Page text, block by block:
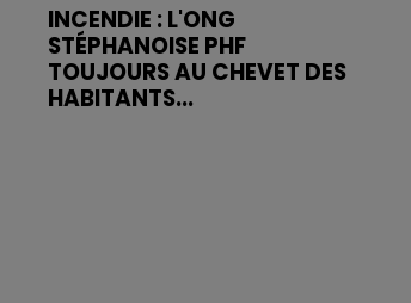
INCENDIE : L'ONG
STÉPHANOISE PHF
TOUJOURS AU CHEVET DES
HABITANTS...